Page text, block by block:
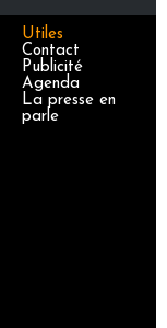
Utiles
Contact
Publicité
Agenda
La presse en
parle